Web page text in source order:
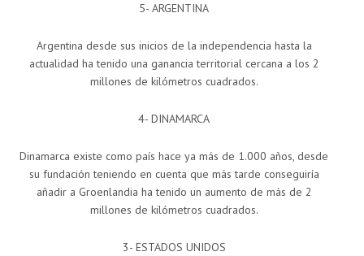
5- ARGENTINA
Argentina desde sus inicios de la independencia hasta la
actualidad ha tenido una ganancia territorial cercana a los 2
millones de kilómetros cuadrados.
4- DINAMARCA
Dinamarca existe como país hace ya más de 1.000 años, desde
su fundación teniendo en cuenta que más tarde conseguiría
añadir a Groenlandia ha tenido un aumento de más de 2
millones de kilómetros cuadrados.
3- ESTADOS UNIDOS